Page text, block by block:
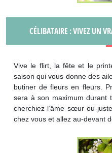
CÉLIBATAIRE : VIVEZ UN
Vive le flirt, la fête et le
saison qui vous donne des
butiner de fleurs en fleurs.
sera à son maximum durant
cherchiez l’âme sœur ou
chez vous et allez au-devant